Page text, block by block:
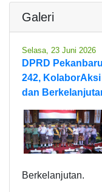
Galeri
Selasa, 23 Juni 2026
DPRD
242,
dan
Berkelanjutan.